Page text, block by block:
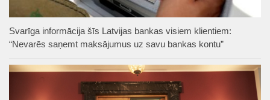
Svarīga informācija šīs Latvijas bankas visiem klientiem:
“Nevarēs saņemt maksājumus uz savu bankas kontu”